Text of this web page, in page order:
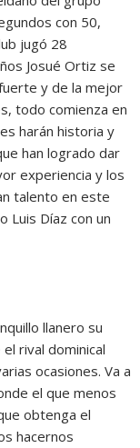
con 50,
jugó 28
Josué Ortiz se
y de la mejor
todo comienza en
harán historia y
han logrado dar
experiencia y los
talento en este
Luis Díaz con un
llanero su
rival dominical
ocasiones. Va a
el que menos
obtenga el
hacernos